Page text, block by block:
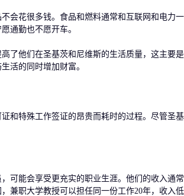
花很多钱。食品和燃料通常和互联网和电力
通勤也不愿开车。
他们在圣基茨和尼维斯的生活质量，这主要
活的同时增加财富。
特殊工作签证的昂贵而耗时的过程。尽管圣
能会享受更充实的职业生涯。他们的收入通
兼职大学教授可以担任同一份工作20年，收入